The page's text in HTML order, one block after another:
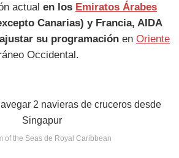
actual en los Emiratos Árabes
Canarias) y Francia, AIDA
su programación en Oriente
Occidental.
of the Seas de Royal Caribbean